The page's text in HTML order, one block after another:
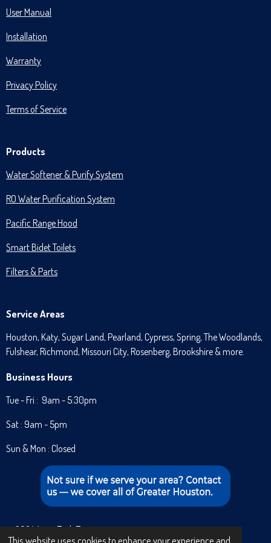
This website uses cookies to enhance your experience and
User Manual
Installation
Warranty
Privacy Policy
Terms of Service
Products
Water Softener & Purify System
RO Water Purification System
Pacific Range Hood
Smart Bidet Toilets
Filters & Parts
Service Areas
Houston, Katy, Sugar Land, Pearland, Cypress, Spring, The Woodlands,
Fulshear, Richmond, Missouri City, Rosenberg, Brookshire & more.
Business Hours
Tue - Fri : 9am - 5:30pm
Sat : 9am - 5pm
Sun & Mon : Closed
© 2024 Aqua Tech Texas